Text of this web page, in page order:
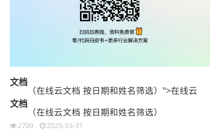
文档
（在线云文档 按日期和姓名筛选）">在线云
文档
（在线云文档 按日期和姓名筛选）
2709 2025-03-31